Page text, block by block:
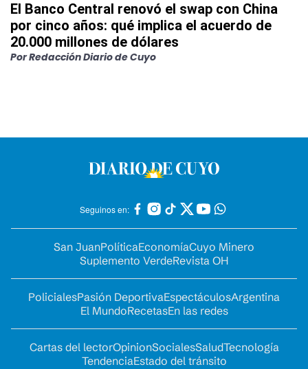
El Banco Central renovó el swap con China
por cinco años: qué implica el acuerdo de
20.000 millones de dólares
PorRedacción Diario de Cuyo
Seguinos en:
San JuanPolíticaEconomíaCuyo Minero
Suplemento VerdeRevista OH
PolicialesPasión DeportivaEspectáculosArgentina
El MundoRecetasEn las redes
Cartas del lectorOpinionSocialesSaludTecnología
TendenciaEstado del tránsito